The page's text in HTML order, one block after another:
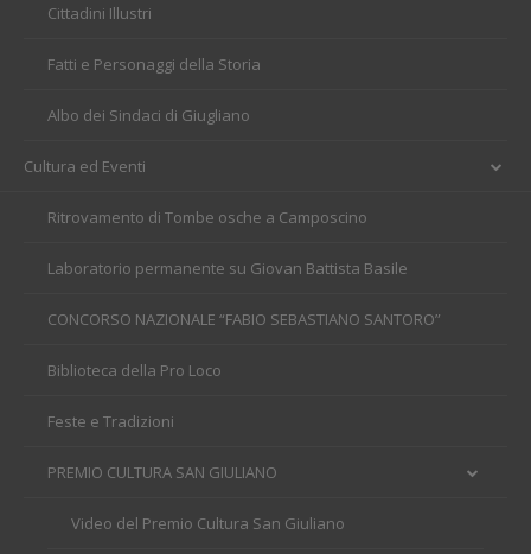
Cittadini Illustri
Fatti e Personaggi della Storia
Albo dei Sindaci di Giugliano
Cultura ed Eventi
Ritrovamento di Tombe osche a Camposcino
Laboratorio permanente su Giovan Battista Basile
CONCORSO NAZIONALE “FABIO SEBASTIANO SANTORO”
Biblioteca della Pro Loco
Feste e Tradizioni
PREMIO CULTURA SAN GIULIANO
Video del Premio Cultura San Giuliano